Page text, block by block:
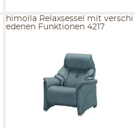
himolla Relaxsessel mit verschi
edenen Funktionen 4217